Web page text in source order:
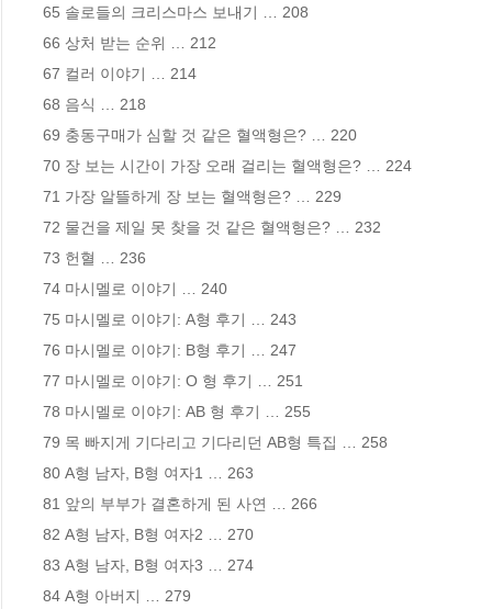
65 솔로들의 크리스마스 보내기 … 208
66 상처 받는 순위 … 212
67 컬러 이야기 … 214
68 음식 … 218
69 충동구매가 심할 것 같은 혈액형은? … 220
70 장 보는 시간이 가장 오래 걸리는 혈액형은? … 224
71 가장 알뜰하게 장 보는 혈액형은? … 229
72 물건을 제일 못 찾을 것 같은 혈액형은? … 232
73 헌혈 … 236
74 마시멜로 이야기 … 240
75 마시멜로 이야기: A형 후기 … 243
76 마시멜로 이야기: B형 후기 … 247
77 마시멜로 이야기: O 형 후기 … 251
78 마시멜로 이야기: AB 형 후기 … 255
79 목 빠지게 기다리고 기다리던 AB형 특집 … 258
80 A형 남자, B형 여자1 … 263
81 앞의 부부가 결혼하게 된 사연 … 266
82 A형 남자, B형 여자2 … 270
83 A형 남자, B형 여자3 … 274
84 A형 아버지 … 279